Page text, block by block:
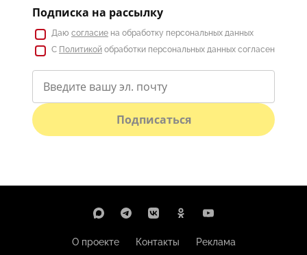
Подписка на рассылку
Даю согласие на обработку персональных данных
С Политикой обработки персональных данных согласен
Подписаться
О проекте Контакты
Реклама